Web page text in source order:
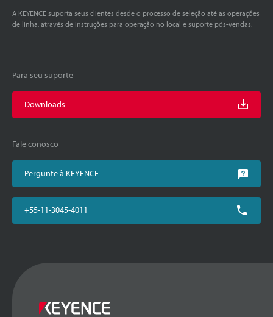
A KEYENCE suporta seus clientes desde o processo de seleção até as operações
de linha, através de instruções para operação no local e suporte pós-vendas.
Para seu suporte
Downloads
Fale conosco
Pergunte à KEYENCE
+55-11-3045-4011